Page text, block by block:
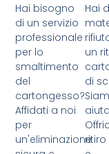
Hai bisogno
di un servizio
professionale
per lo
smaltimento
del
cartongesso?
Affidati a noi
per
un'eliminazione
Hai
un
di